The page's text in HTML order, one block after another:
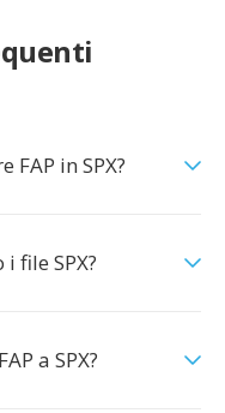
in SPX?
file SPX?
a SPX?